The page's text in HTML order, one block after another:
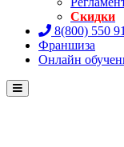
Скидки
8(800) 550
Франшиза
Онлайн
Menu